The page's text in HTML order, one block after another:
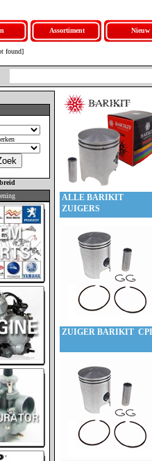
Assortiment Nieuw
found]
ALLE BARIKIT
ZUIGERS
ZUIGER BARIKIT CPI